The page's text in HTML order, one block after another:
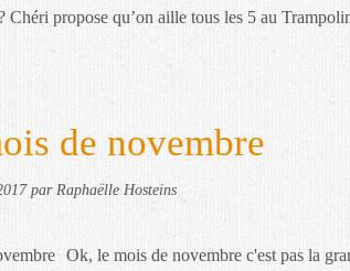
Chéri propose qu’on aille tous les 5 au
de novembre
par Raphaëlle Hosteins
Ok, le mois de novembre c'est pas la